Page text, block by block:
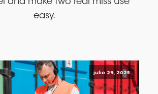
and make two real miss use
easy.
julio 29, 2025